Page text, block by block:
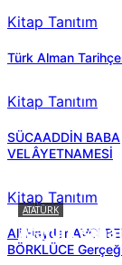
Kitap Tanıtım
Türk Alman
Kitap Tanıtım
SÜCAADDİN BABA
VELÂYETNAMESİ
Kitap Tanıtım
Ali Haydar AVCI
BÖRKLÜCE
ATATÜRK
Atatürk sana